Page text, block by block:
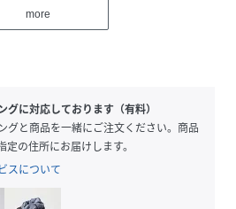
スカル
01-050 RQ5391 )
more
に対応しております（有料）
グと商品を一緒にご注文ください。商品
の住所にお届けします。
スについて